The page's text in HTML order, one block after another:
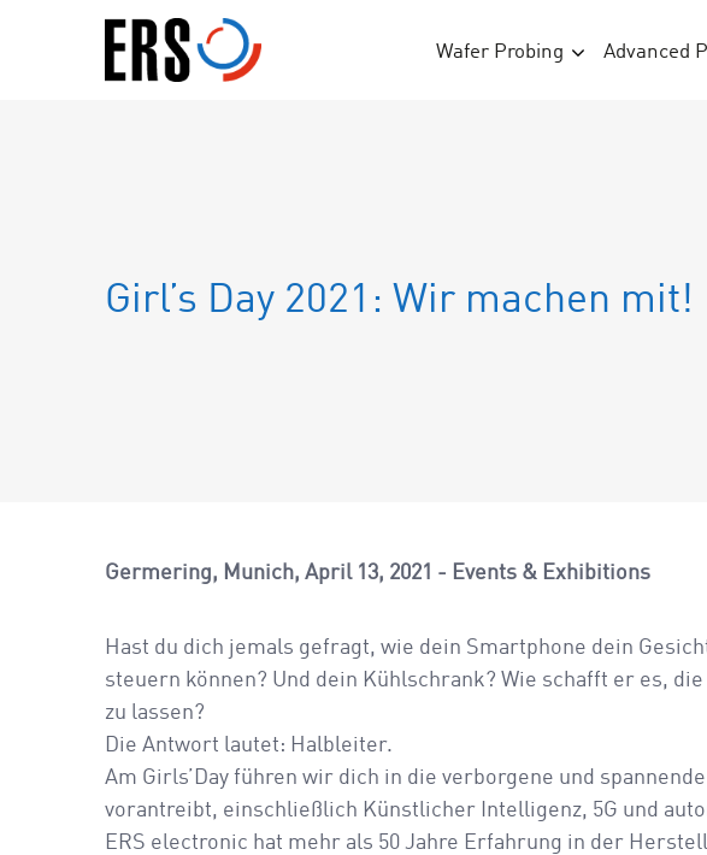
Wafer Probing Advanced
Girl’s Day 2021: Wir machen mit!
Germering, Munich April 13, 2021 Events & Exhibitions
Hast du dich jemals gefragt, wie dein Smartphone dein
steuern können? Und dein Kühlschrank? Wie schafft er es,
zu lassen?
Die Antwort lautet: Halbleiter.
Am Girls’Day führen wir dich in die verborgene und
vorantreibt, einschließlich Künstlicher Intelligenz, 5G und
ERS electronic hat mehr als 50 Jahre Erfahrung in der